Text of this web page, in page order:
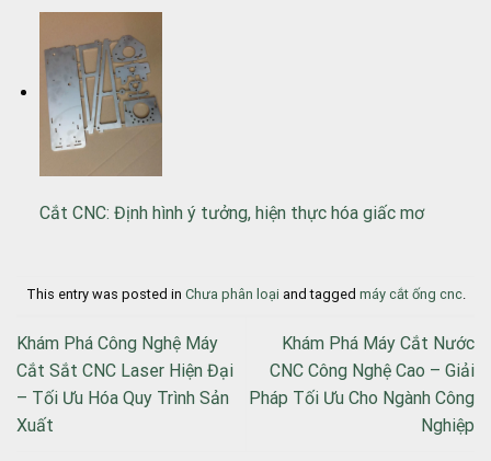
Cắt CNC: Định hình ý tưởng, hiện thực hóa giấc mơ
This entry was posted in Chưa phân loại and tagged máy cắt ống cnc.
Khám Phá Công Nghệ Máy
Cắt Sắt CNC Laser Hiện Đại
– Tối Ưu Hóa Quy Trình Sản
Xuất
Khám Phá Máy Cắt Nước
CNC Công Nghệ Cao – Giải
Pháp Tối Ưu Cho Ngành Công
Nghiệp